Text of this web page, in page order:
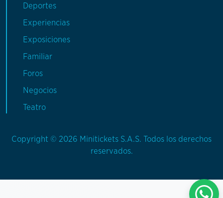
Deportes
Experiencias
Exposiciones
Familiar
Foros
Negocios
Teatro
Copyright © 2026 Minitickets S.A.S. Todos los derechos
reservados.